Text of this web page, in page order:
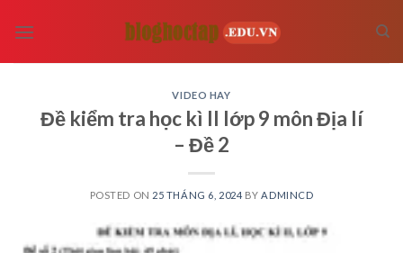
VIDEO HAY
Đề kiểm tra học kì II lớp 9 môn Địa lí
– Đề 2
POSTED ON 25 THÁNG 6, 2024 BY ADMINCD